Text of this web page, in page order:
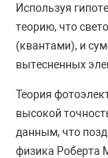
Используя
теорию, что
(квантами), и
вытесненных
Теория
высокой
данным, что
физика Роберта